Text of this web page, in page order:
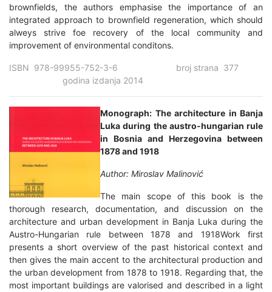
brownfields, the authors emphasise the importance of an
integrated approach to brownfield regeneration, which should
alweys strive foe recovery of the local community and
improvement of environmental conditons.
ISBN 978-99955-752-3-6 broj strana 377
godina izdanja 2014
Monograph: The architecture in Banja
Luka during the austro-hungarian rule
in Bosnia and Herzegovina between
1878 and 1918
Author: Miroslav Malinović
The main scope of this book is the
thorough research, documentation, and discussion on the
architecture and urban development in Banja Luka during the
Austro-Hungarian rule between 1878 and 1918Work first
presents a short overview of the past historical context and
then gives the main accent to the architectural production and
the urban development from 1878 to 1918. Regarding that, the
most important buildings are valorised and described in a light